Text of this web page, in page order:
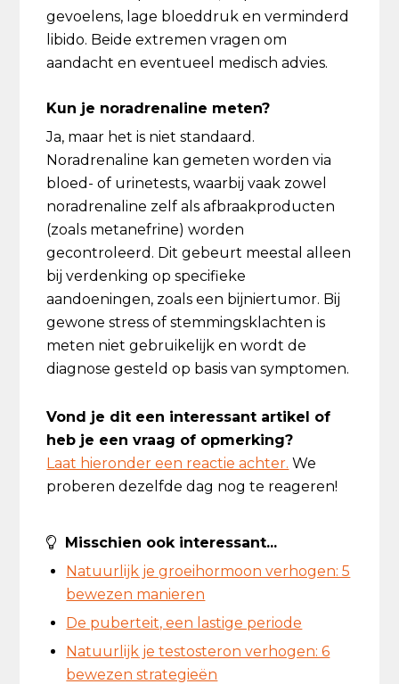
gevoelens, lage bloeddruk en verminderd
libido. Beide extremen vragen om
aandacht en eventueel medisch advies.
Kun je noradrenaline meten?
Ja, maar het is niet standaard.
Noradrenaline kan gemeten worden via
bloed- of urinetests, waarbij vaak zowel
noradrenaline zelf als afbraakproducten
(zoals metanefrine) worden
gecontroleerd. Dit gebeurt meestal alleen
bij verdenking op specifieke
aandoeningen, zoals een bijniertumor. Bij
gewone stress of stemmingsklachten is
meten niet gebruikelijk en wordt de
diagnose gesteld op basis van symptomen.
Vond je dit een interessant artikel of
heb je een vraag of opmerking?
Laat hieronder een reactie achter. We
proberen dezelfde dag nog te reageren!
Misschien ook interessant...
Natuurlijk je groeihormoon verhogen: 5
bewezen manieren
De puberteit, een lastige periode
Natuurlijk je testosteron verhogen: 6
bewezen strategieën